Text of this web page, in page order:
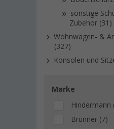
sonstige
Zubehör (31)
Wohnwagen- &
(327)
Konsolen und
Marke
Hindermann
Brunner (7)